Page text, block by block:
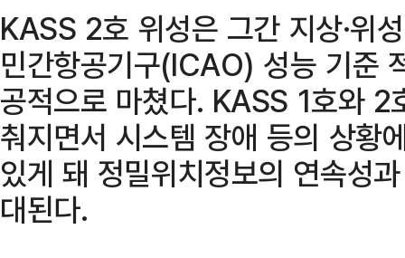
KASS 2호 위성은 그간 지상·위
민간항공기구(ICAO) 성능 기준
공적으로 마쳤다. KASS 1호와 2
춰지면서 시스템 장애 등의 상황
있게 돼 정밀위치정보의 연속성
대된다.